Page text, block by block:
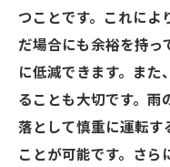
つことです。これによ
だ場合にも余裕を持っ
に低減できます。また
ることも大切です。雨
落として慎重に運転す
ことが可能です。さら